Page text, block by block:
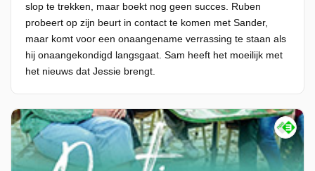
slop te trekken, maar boekt nog geen succes. Ruben
probeert op zijn beurt in contact te komen met Sander,
maar komt voor een onaangename verrassing te staan als
hij onaangekondigd langsgaat. Sam heeft het moeilijk met
het nieuws dat Jessie brengt.